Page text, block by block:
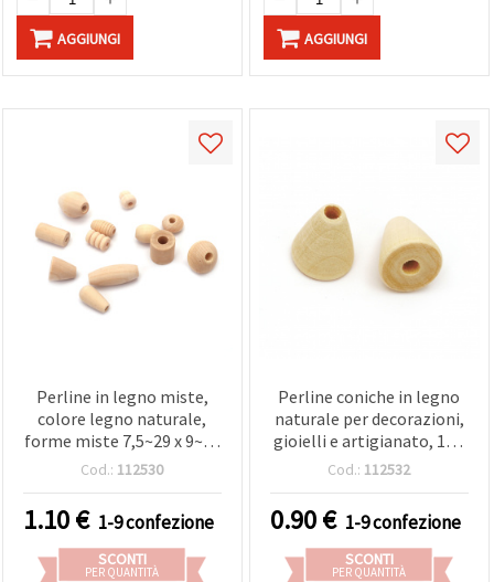
AGGIUNGI AGGIUNGI
Perline in legno miste,
colore legno naturale,
forme miste 7,5~29 x 9~19
mm, foro 2~6 mm, per, e
Cod.: 112530
1.10€ 1-9 confezione
SCONTI
PER QUANTITÀ
Perline coniche in legno
naturale per decorazioni,
gioielli e artigianato, 16 x
15 mm, foro 3,5 mm,
Cod.: 112532
0.90€ 1-9 confezione
SCONTI
PER QUANTITÀ